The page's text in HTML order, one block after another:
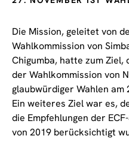
Die Mission, geleitet von
Wahlkommission von
Chigumba, hatte zum
der Wahlkommission von
glaubwürdiger Wahlen am
Ein weiteres Ziel war es,
die Empfehlungen der
von 2019 berücksichtigt